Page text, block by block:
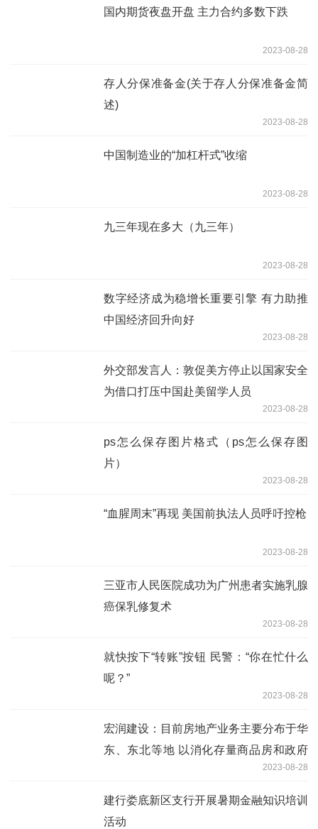
国内期货夜盘开盘 主力合约多数下跌
2023-08-28
存人分保准备金(关于存人分保准备金简
述)
2023-08-28
中国制造业的“加杠杆式”收缩
2023-08-28
九三年现在多大（九三年）
2023-08-28
数字经济成为稳增长重要引擎 有力助推
中国经济回升向好
2023-08-28
外交部发言人：敦促美方停止以国家安全
为借口打压中国赴美留学人员
2023-08-28
ps怎么保存图片格式（ps怎么保存图
片）
2023-08-28
“血腥周末”再现 美国前执法人员呼吁控枪
2023-08-28
三亚市人民医院成功为广州患者实施乳腺
癌保乳修复术
2023-08-28
就快按下“转账”按钮 民警：“你在忙什么
呢？”
2023-08-28
宏润建设：目前房地产业务主要分布于华
东、东北等地 以消化存量商品房和政府
2023-08-28
建行娄底新区支行开展暑期金融知识培训
活动